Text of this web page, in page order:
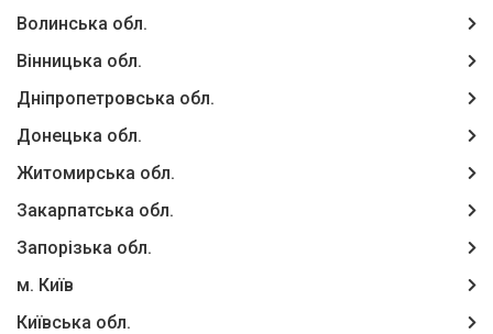
Волинська обл.
Вінницька обл.
Дніпропетровська обл.
Донецька обл.
Житомирська обл.
Закарпатська обл.
Запорізька обл.
м. Київ
Київська обл.